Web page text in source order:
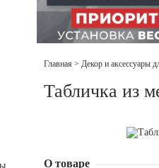
Главная > Декор и аксессуары
Табличка из
О товаре